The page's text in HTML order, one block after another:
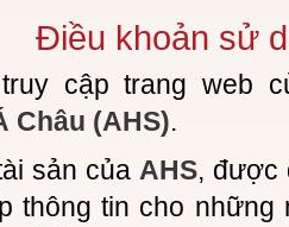
Điều khoản sử
cập trang web
Châu (AHS).
sản của AHS, được
thông tin cho